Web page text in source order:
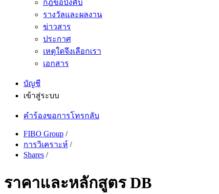
กฎข้อบังคับ
รางวัลและผลงาน
ข่าวสาร
ประกาศ
เหตุใดจึงเลือกเรา
เอกสาร
บัญชี
เข้าสู่ระบบ
คำร้องขอการโทรกลับ
FIBO Group /
การวิเคราะห์ /
Shares /
ราคาและหลักสูตร DB